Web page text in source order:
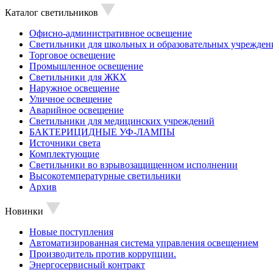
Каталог светильников
Офисно-административное освещение
Светильники для школьных и образовательных
Торговое освещение
Промышленное освещение
Светильники для ЖКХ
Наружное освещение
Уличное освещение
Аварийное освещение
Светильники для медицинских учреждений
БАКТЕРИЦИДНЫЕ УФ-ЛАМПЫ
Источники света
Комплектующие
Светильники во взрывозащищенном исполнении
Высокотемпературные светильники
Архив
Новинки
Новые поступления
Автоматизированная система управления освещением
Производитель против коррупции.
Энергосервисный контракт